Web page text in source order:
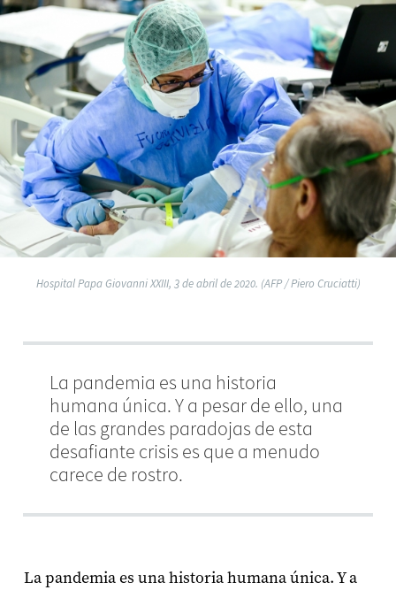
Hospital Papa Giovanni XXIII, 3 de abril de 2020. (AFP / Piero Cruciatti)
La pandemia es una historia
humana única. Y a pesar de ello, una
de las grandes paradojas de esta
desafiante crisis es que a menudo
carece de rostro.
La pandemia es una historia humana única. Y a